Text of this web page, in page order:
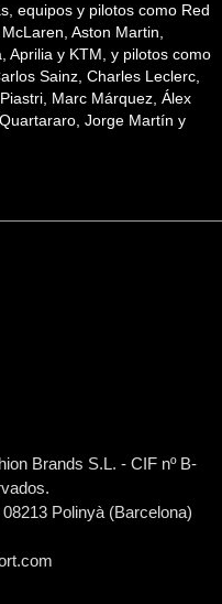
equipos y pilotos como Red
Aston Martin,
Aprilia y KTM, y pilotos como
Sainz, Charles Leclerc,
Marc Márquez, Álex
Jorge Martín y
Brands S.L. - CIF nº B-
Polinyà (Barcelona)